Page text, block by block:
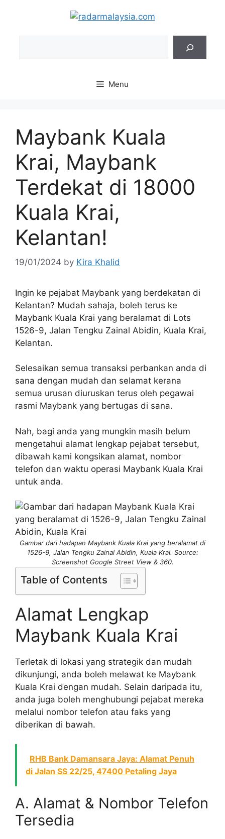
Menu
Maybank Kuala
Krai, Maybank
Terdekat di 18000
Kuala Krai,
Kelantan!
19/01/2024 by Kira Khalid
Ingin ke pejabat Maybank yang berdekatan di
Kelantan? Mudah sahaja, boleh terus ke
Maybank Kuala Krai yang beralamat di Lots
1526-9, Jalan Tengku Zainal Abidin, Kuala Krai,
Kelantan.
Selesaikan semua transaksi perbankan anda di
sana dengan mudah dan selamat kerana
semua urusan diuruskan terus oleh pegawai
rasmi Maybank yang bertugas di sana.
Nah, bagi anda yang mungkin masih belum
mengetahui alamat lengkap pejabat tersebut,
dibawah kami kongsikan alamat, nombor
telefon dan waktu operasi Maybank Kuala Krai
untuk anda.
Gambar dari hadapan Maybank Kuala Krai yang beralamat di
1526-9, Jalan Tengku Zainal Abidin, Kuala Krai. Source:
Screenshot Google Street View & 360.
Table of Contents
Alamat Lengkap
Maybank Kuala Krai
Terletak di lokasi yang strategik dan mudah
dikunjungi, anda boleh melawat ke Maybank
Kuala Krai dengan mudah. Selain daripada itu,
anda juga boleh menghubungi pejabat mereka
melalui nombor telefon atau faks yang
diberikan di bawah.
RHB Bank Damansara Jaya: Alamat Penuh
di Jalan SS 22/25, 47400 Petaling Jaya
A. Alamat & Nombor Telefon
Tersedia